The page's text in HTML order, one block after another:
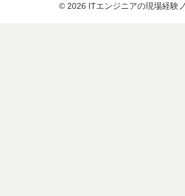
© 2026 ITエンジニアの現場経験ノ